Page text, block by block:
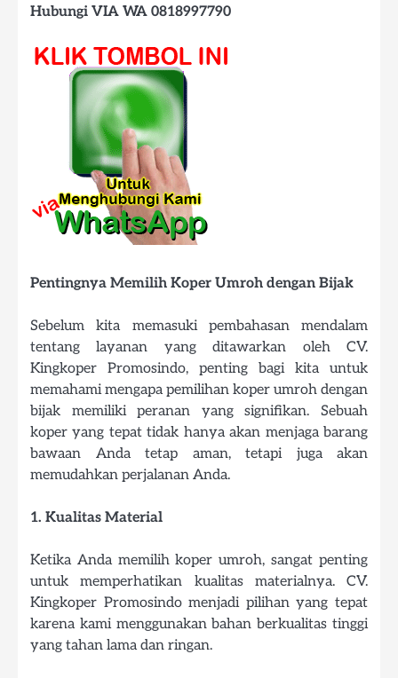
Hubungi VIA WA 0818997790
Pentingnya Memilih Koper Umroh dengan Bijak
Sebelum kita memasuki pembahasan mendalam
tentang layanan yang ditawarkan oleh CV.
Kingkoper Promosindo, penting bagi kita untuk
memahami mengapa pemilihan koper umroh dengan
bijak memiliki peranan yang signifikan. Sebuah
koper yang tepat tidak hanya akan menjaga barang
bawaan Anda tetap aman, tetapi juga akan
memudahkan perjalanan Anda.
1. Kualitas Material
Ketika Anda memilih koper umroh, sangat penting
untuk memperhatikan kualitas materialnya. CV.
Kingkoper Promosindo menjadi pilihan yang tepat
karena kami menggunakan bahan berkualitas tinggi
yang tahan lama dan ringan.